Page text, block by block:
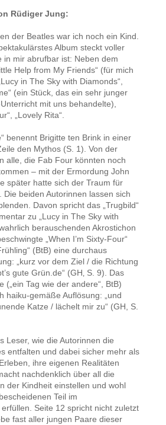
Rüdiger Jung:
der Beatles war ich noch ein Kind.
Album steckt voller
in mir abrufbar ist: Neben dem
Help from My Friends“ (für mich
in The Sky with Diamonds“,
(ein Stück, das ein sehr junger
mit uns behandelte),
„Lovely Rita“.
benennt Brigitte ten Brink in einer
den Mythos (S. 1). Von der
alle, die Fab Four könnten noch
– mit der Ermordung John
später hatte sich der Traum für
Die beiden Autorinnen lassen sich
Davon spricht das „Trugbild“
zu „Lucy in The Sky with
berauschenden Akrostichon
„When I’m Sixty-Four“
(BtB) eine durchaus
„kurz vor dem Ziel / die Richtung
gute Grün.de“ (GH‚ S. 9). Das
(„ein Tag wie der andere“, BtB)
haiku-gemäße Auflösung: „und
Katze / lächelt mir zu“ (GH, S.
Leser, wie die Autorinnen die
entfalten und dabei sicher mehr als
ihre eigenen Realitäten
nachdenklich über all die
der Kindheit einstellen und wohl
Teil im
Seite 12 spricht nicht zuletzt
fast aller jungen Paare dieser